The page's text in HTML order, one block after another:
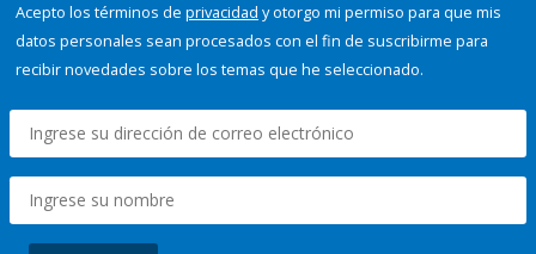
Acepto los términos de privacidad y otorgo mi permiso para que mis
datos personales sean procesados con el fin de suscribirme para
recibir novedades sobre los temas que he seleccionado.